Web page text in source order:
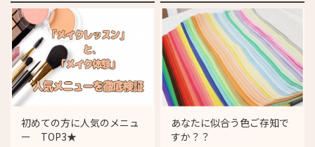
初めての方に人気のメニュ
ー TOP3★
あなたに似合う色ご存知で
すか？？